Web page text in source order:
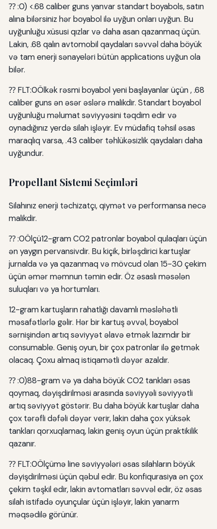
⁇ :0) <.68 caliber guns yanvar standart boyabols, satın
alına bilərsiniz hər boyabol ilə uyğun onları uyğun. Bu
uyğunluğu xüsusi qızlar və daha asan qazanmaq üçün.
Lakin, .68 qalın avtomobil qaydaları səvvəl daha böyük
və tam enerji sənayeləri bütün applications uyğun ola
bilər.
⁇ FLT:0Ölkək rəsmi boyabol yeni başlayanlar üçün , .68
caliber guns ən əsər əslərə malikdir. Standart boyabol
uyğunluğu məlumat səviyyəsini təqdim edir və
oynadığınız yerdə silah işləyir. Ev müdafiq təhsil əsas
maraqlıq varsa, .43 caliber təhlükəsizlik qaydaları daha
uyğundur.
Propellant Sistemi Seçimləri
Silahınız enerji təchizatçı, qiymət və performansa necə
malikdir.
⁇ :0Ölçü12-gram CO2 patronlar boyabol qulaqları üçün
ən yaygın pervansivdir. Bu kiçik, birləşdirici kartuşlar
jurnalda və ya qazanmaq və mövcud olan 15-30 çekim
üçün əmər məmnun təmin edir. Öz əsaslı məsələn
suluqları və ya hortumları.
12-gram kartuşların rahatlığı davamlı məsləhətli
məsafətlərlə gəlir. Hər bir kartuş əvvəl, boyabol
sərnişindən artıq səviyyət əlavə etmək lazımdır bir
consumable. Geniş oyun, bir çox patronlar ilə getmək
olacaq. Çoxu almaq istiqamətli dəyər azaldır.
⁇ :0)88-gram və ya daha böyük CO2 tankları əsas
qoymaq, dəyişdirilməsi arasında səviyyəli səviyyətli
artıq səviyyət göstərir. Bu daha böyük kartuşlar daha
çox tərəfli dəfəli dəyər verir, lakin daha çox yüksək
tankları qorxuqlamaq, lakin geniş oyun üçün praktikilik
qazanır.
⁇ FLT:0Ölçümə line səviyyələri əsas silahların böyük
dəyişdirilməsi üçün qəbul edir. Bu konfiqurasiya ən çox
çekim təşkil edir, lakin avtomatları səvvəl edir, öz əsas
silah istifadə oyunçular üçün işləyir, lakin yanarm
məqsədilə görünür.